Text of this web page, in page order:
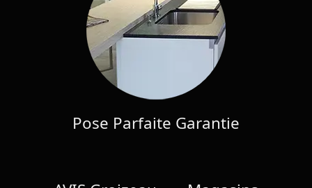
Pose Parfaite Garantie